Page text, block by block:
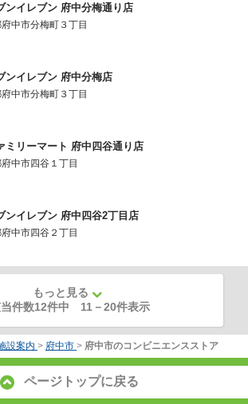
ンイレブン 府中分梅通り店
中市分梅町３丁目
ンイレブン 府中分梅店
中市分梅町３丁目
ミリーマート 府中四谷通り店
中市四谷１丁目
ンイレブン 府中四谷2丁目店
中市四谷２丁目
もっと見る
件数12件中 11 －20件表示
設案内 > 府中市 > 府中市のコンビニエンスストア
ページトップに戻る